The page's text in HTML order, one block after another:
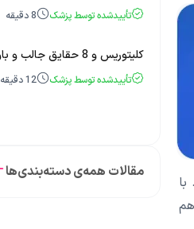
تأییدشده توسط پزشک 8دقیقه
کلیتوریس و 8 حقایق جالب و باورنکردنی درباره آن
تأییدشده توسط پزشک 12دقیقه
مقالات همه‌ی دسته‌بندی‌ها